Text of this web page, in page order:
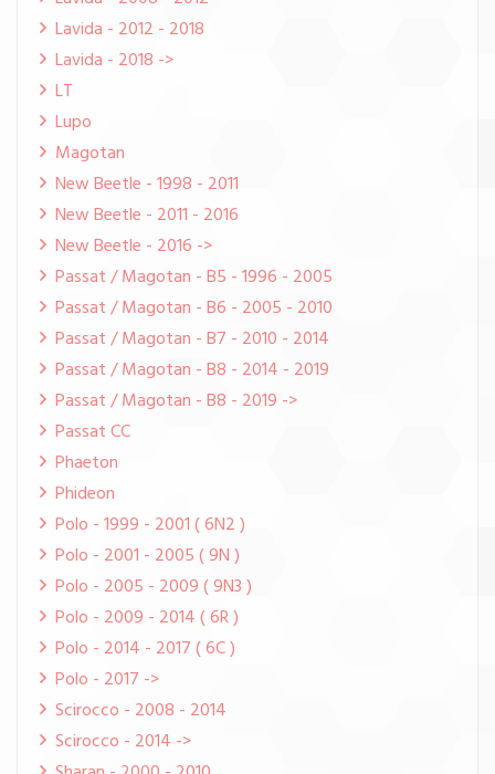
Lavida - 2012 - 2018
Lavida - 2018 ->
LT
Lupo
Magotan
New Beetle - 1998 - 2011
New Beetle - 2011 - 2016
New Beetle - 2016 ->
Passat / Magotan - B5 - 1996 - 2005
Passat / Magotan - B6 - 2005 - 2010
Passat / Magotan - B7 - 2010 - 2014
Passat / Magotan - B8 - 2014 - 2019
Passat / Magotan - B8 - 2019 ->
Passat CC
Phaeton
Phideon
Polo - 1999 - 2001 ( 6N2 )
Polo - 2001 - 2005 ( 9N )
Polo - 2005 - 2009 ( 9N3 )
Polo - 2009 - 2014 ( 6R )
Polo - 2014 - 2017 ( 6C )
Polo - 2017 ->
Scirocco - 2008 - 2014
Scirocco - 2014 ->